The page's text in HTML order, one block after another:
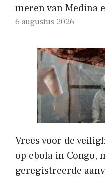
meren van Medina
6 augustus 2026
Vrees voor de
op ebola in Congo,
geregistreerde